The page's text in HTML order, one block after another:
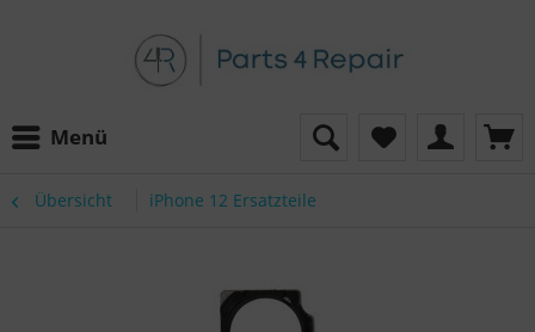
Menü
Übersicht iPhone 12 Ersatzteile